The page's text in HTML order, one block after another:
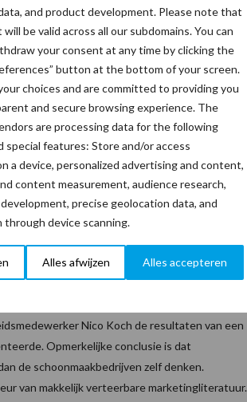
and product development. Please note that
be valid across all our subdomains. You can
your consent at any time by clicking the
button at the bottom of your screen.
choices and are committed to providing you
and secure browsing experience. The
are processing data for the following
special features: Store and/or access
a device, personalized advertising and content,
content measurement, audience research,
precise geolocation data, and
device scanning.
Alles afwijzen Alles accepteren
niet altijd het sterkste punt is
beuk gaat erin. Meer intern maar vooral ook
bedrijfstak, een OSB-keurmerk en een
krijgen.
waar nodig binnen 3 maanden na
vinden binnen diverse locale overheden en
om deze voor de branche ongetwijfeld
een vergoeding beschikbaar van Euro 750,–
dat werkgevers werknemers binnen 6
is verhoogd naar Euro 500,–. Meer
Nico Koch de resultaten van een
Opmerkelijke conclusie is dat
de schoonmaakbedrijven zelf denken.
van makkelijk verteerbare marketingliteratuur.